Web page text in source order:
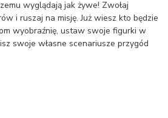
wyglądają jak żywe! Zwołaj
i ruszaj na misję. Już wiesz kto będzie
wyobraźnię, ustaw swoje figurki w
swoje własne scenariusze przygód